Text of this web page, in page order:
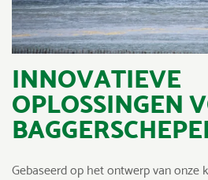
INNOVATIEVE
OPLOSSINGEN
Gebaseerd op het ontwerp van onze